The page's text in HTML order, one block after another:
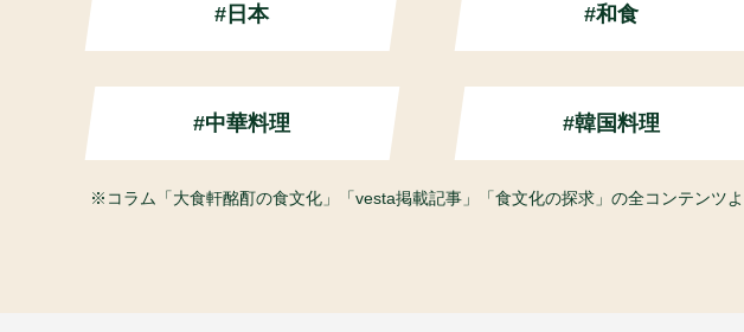
#日本 #和食
#中華料理 #韓国料理
コラム「大食軒酩酊の食文化」「vesta掲載記事」「食文化の探求」の全コンテンツ